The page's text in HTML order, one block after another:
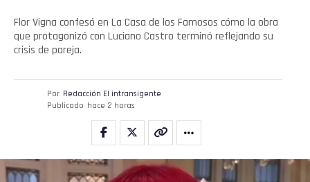
Flor Vigna confesó en La Casa de los Famosos cómo la obra
que protagonizó con Luciano Castro terminó reflejando su
crisis de pareja.
Por Redacción El intransigente
Publicado hace 2 horas